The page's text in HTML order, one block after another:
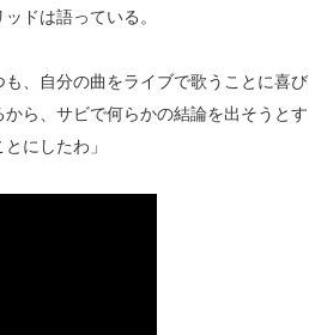
ドは語っている。
、自分の曲をライブで歌うことに喜び
ら、サビで何らかの結論を出そうとす
にしたわ」